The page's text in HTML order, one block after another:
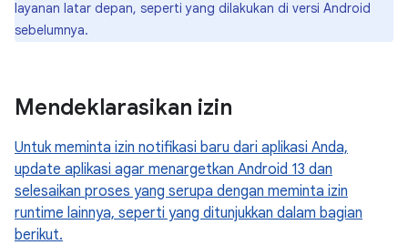
layanan latar depan, seperti yang dilakukan di versi Android
sebelumnya.
Mendeklarasikan izin
Untuk meminta izin notifikasi baru dari aplikasi Anda,
update aplikasi agar menargetkan Android 13 dan
selesaikan proses yang serupa dengan meminta izin
runtime lainnya, seperti yang ditunjukkan dalam bagian
berikut.